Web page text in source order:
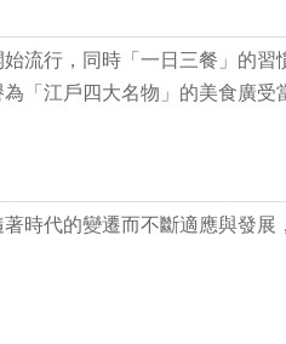
流行，同時「一日三餐」的習
為「江戶四大名物」的美食廣受
時代的變遷而不斷適應與發展